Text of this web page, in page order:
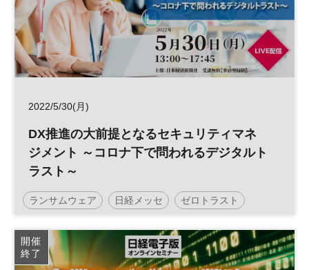
2022/5/30(月)
DX推進の大前提となるセキュリティマネ
ジメント ～コロナ下で問われるデジタルト
ラスト～
ランサムウェア 日経メッセ ゼロトラスト
セキュリティ テレワーク サイバー攻撃
デジタル 参加無料
開催
終了